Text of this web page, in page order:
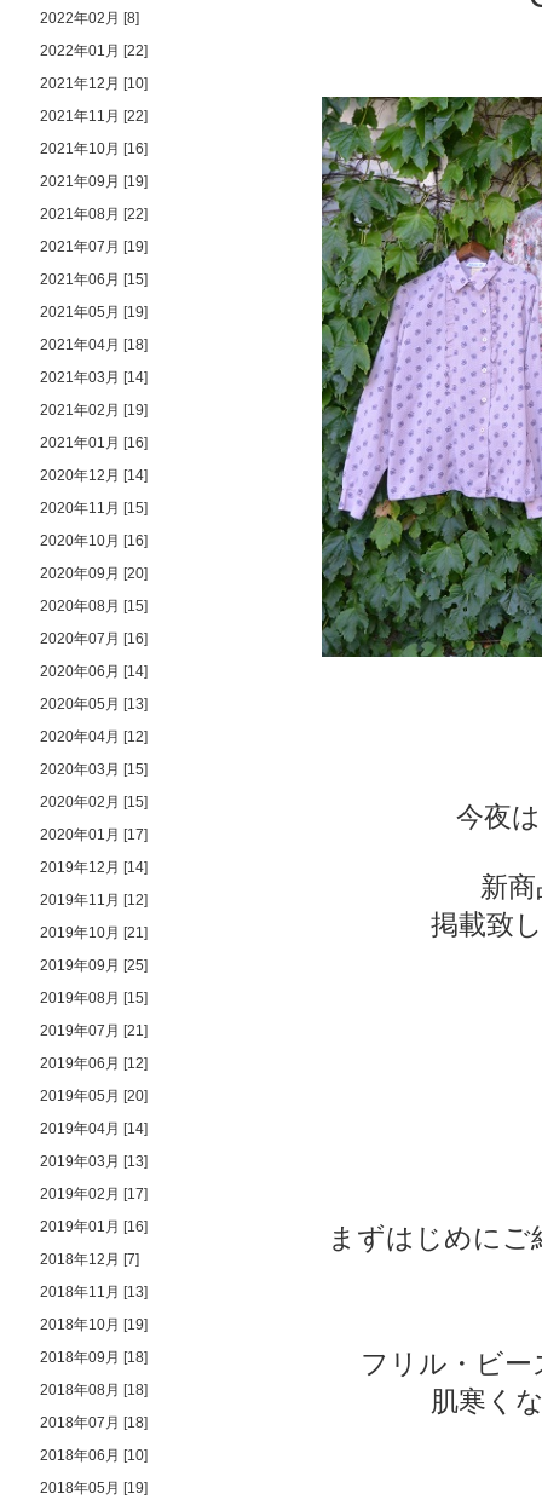
今夜
新
掲載致
まずはじめに
フリル・ビ
肌寒く
2022年02月 [8]
2022年01月 [22]
2021年12月 [10]
2021年11月 [22]
2021年10月 [16]
2021年09月 [19]
2021年08月 [22]
2021年07月 [19]
2021年06月 [15]
2021年05月 [19]
2021年04月 [18]
2021年03月 [14]
2021年02月 [19]
2021年01月 [16]
2020年12月 [14]
2020年11月 [15]
2020年10月 [16]
2020年09月 [20]
2020年08月 [15]
2020年07月 [16]
2020年06月 [14]
2020年05月 [13]
2020年04月 [12]
2020年03月 [15]
2020年02月 [15]
2020年01月 [17]
2019年12月 [14]
2019年11月 [12]
2019年10月 [21]
2019年09月 [25]
2019年08月 [15]
2019年07月 [21]
2019年06月 [12]
2019年05月 [20]
2019年04月 [14]
2019年03月 [13]
2019年02月 [17]
2019年01月 [16]
2018年12月 [7]
2018年11月 [13]
2018年10月 [19]
2018年09月 [18]
2018年08月 [18]
2018年07月 [18]
2018年06月 [10]
2018年05月 [19]